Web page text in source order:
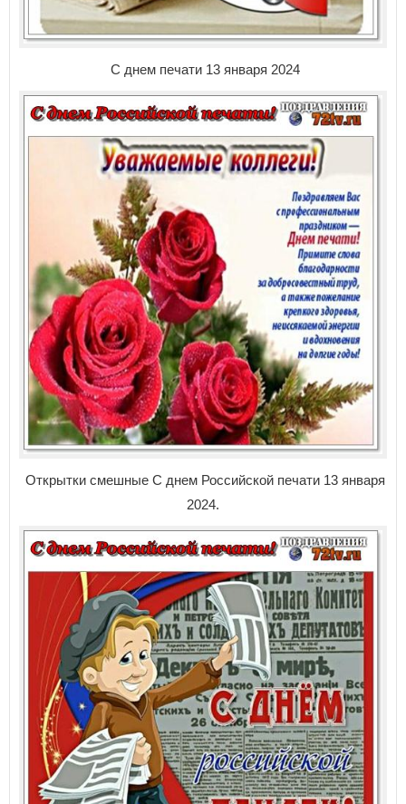
С днем печати 13 января 2024
Открытки смешные С днем Российской печати 13 января
2024.